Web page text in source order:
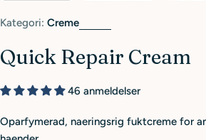
Kategori: Creme
Quick Repair Cream
46 anmeldelser
Oparfymerad, naeringsrig fuktcreme for